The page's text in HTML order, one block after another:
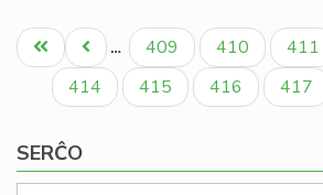
Pagination
Unua
paĝo
Antaŭa
paĝo
… Paĝo
409 Paĝo
410 Paĝo
411
Paĝo
414 Paĝo
415 Paĝo
416 Paĝo
417
SERĈO